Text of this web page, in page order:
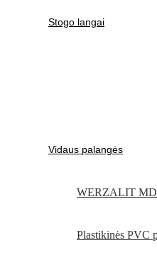
Stogo langai
Vidaus palangės
WERZALIT
Plastikinės PVC